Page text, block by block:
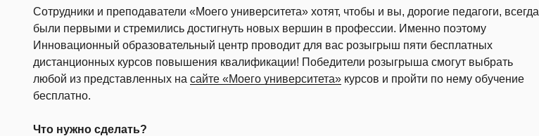
Сотрудники и преподаватели «Моего университета» хотят, чтобы и вы, дорогие педагоги, всегда
были первыми и стремились достигнуть новых вершин в профессии. Именно поэтому
Инновационный образовательный центр проводит для вас розыгрыш пяти бесплатных
дистанционных курсов повышения квалификации! Победители розыгрыша смогут выбрать
любой из представленных на сайте «Моего университета» курсов и пройти по нему обучение
бесплатно.
Что нужно сделать?